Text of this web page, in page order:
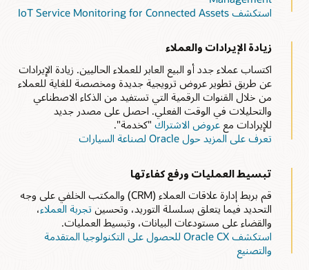
استكشف IoT Service Monitoring for Connected Assets
زيادة الإيرادات والعملاء
اكتساب عملاء جدد أو البيع العابر للعملاء الحاليين. زيادة الإيرادات
عن طريق تطوير عروض ترويجية جديدة ومخصصة للغاية للعملاء
من خلال القنوات الرقمية التي تستفيد من الذكاء الاصطناعي
والتحليلات في الوقت الفعلي. احصل على مصدر جديد
للإيرادات مع عروض الاشتراك"كخدمة".
تعرف على المزيد حول Oracle لصناعة السيارات
تبسيط العمليات ورفع كفاءتها
قم بربط إدارة علاقات العملاء (CRM) والمكتب الخلفي على وجه
التحديد فيما يتعلق بسلسلة التوريد، وتحسين تجربة العملاء،
والقضاء على مستودعات البيانات، وتبسيط العمليات.
استكشف Oracle CX للحصول على التكنولوجيا المتقدمة
والتصنيع